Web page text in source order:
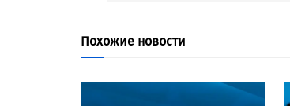
Похожие новости